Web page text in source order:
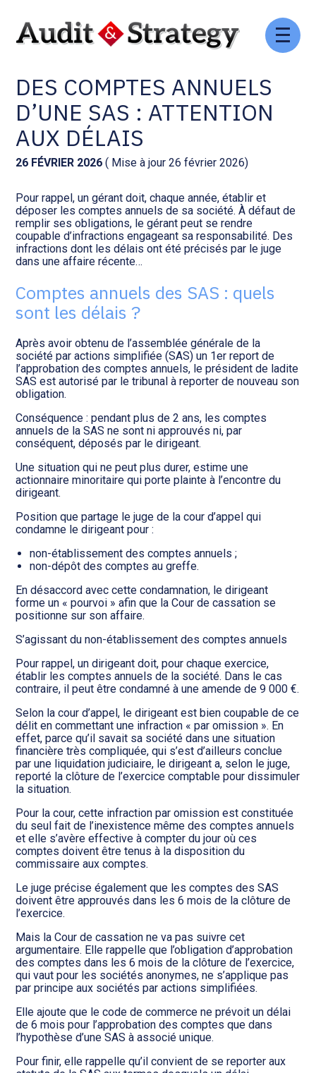
Aller
Comptabilité et conseil
Social et ressources humaines
Assistance juridique
Pilotage d’entreprise
Audit légal
Gestion de patrimoine
Transition numérique
Gestion des documents : ISuite
Tenue de votre comptabilité :
ACD
Facturation et pilotage :
EVOLIZ
Analyse et tableau de bord :
WAIBI
humaines : SILAE
APPROBATION ET DÉPÔT
DES COMPTES ANNUELS
D’UNE SAS : ATTENTION
AUX DÉLAIS
26 FÉVRIER 2026 ( Mise à jour 26 février 2026)
Pour rappel, un gérant doit, chaque année, établir et
déposer les comptes annuels de sa société. À défaut de
remplir ses obligations, le gérant peut se rendre
coupable d’infractions engageant sa responsabilité. Des
infractions dont les délais ont été précisés par le juge
dans une affaire récente…
Comptes annuels des SAS : quels
sont les délais ?
Après avoir obtenu de l’assemblée générale de la
société par actions simplifiée (SAS) un 1er report de
l’approbation des comptes annuels, le président de ladite
SAS est autorisé par le tribunal à reporter de nouveau son
obligation.
Conséquence : pendant plus de 2 ans, les comptes
annuels de la SAS ne sont ni approuvés ni, par
conséquent, déposés par le dirigeant.
Une situation qui ne peut plus durer, estime une
actionnaire minoritaire qui porte plainte à l’encontre du
dirigeant.
Position que partage le juge de la cour d’appel qui
condamne le dirigeant pour :
non-établissement des comptes annuels ;
non-dépôt des comptes au greffe.
En désaccord avec cette condamnation, le dirigeant
forme un « pourvoi » afin que la Cour de cassation se
positionne sur son affaire.
S’agissant du non-établissement des comptes annuels
Pour rappel, un dirigeant doit, pour chaque exercice,
établir les comptes annuels de la société. Dans le cas
contraire, il peut être condamné à une amende de 9 000 €.
Selon la cour d’appel, le dirigeant est bien coupable de ce
délit en commettant une infraction « par omission ». En
effet, parce qu’il savait sa société dans une situation
financière très compliquée, qui s’est d’ailleurs conclue
par une liquidation judiciaire, le dirigeant a, selon le juge,
reporté la clôture de l’exercice comptable pour dissimuler
la situation.
Pour la cour, cette infraction par omission est constituée
du seul fait de l’inexistence même des comptes annuels
et elle s’avère effective à compter du jour où ces
comptes doivent être tenus à la disposition du
commissaire aux comptes.
Le juge précise également que les comptes des SAS
doivent être approuvés dans les 6 mois de la clôture de
l’exercice.
Mais la Cour de cassation ne va pas suivre cet
argumentaire. Elle rappelle que l’obligation d’approbation
des comptes dans les 6 mois de la clôture de l’exercice,
qui vaut pour les sociétés anonymes, ne s’applique pas
par principe aux sociétés par actions simplifiées.
Elle ajoute que le code de commerce ne prévoit un délai
de 6 mois pour l’approbation des comptes que dans
l’hypothèse d’une SAS à associé unique.
Pour finir, elle rappelle qu’il convient de se reporter aux